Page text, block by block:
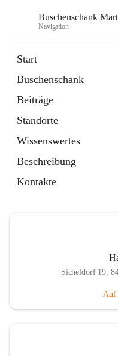
Buschenschank
Navigation
Start
Buschenschank
Beiträge
Standorte
Wissenswertes
Beschreibung
Kontakte
Artikel
in
Tab
Der Buschenschank
öffnet
in
neuem
Tab
Sicheldorf 19,
Auf